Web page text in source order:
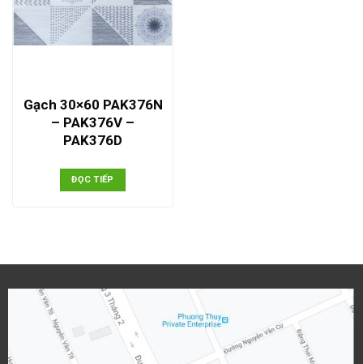
Gạch 30×60 PAK376N
– PAK376V –
PAK376D
ĐỌC TIẾP